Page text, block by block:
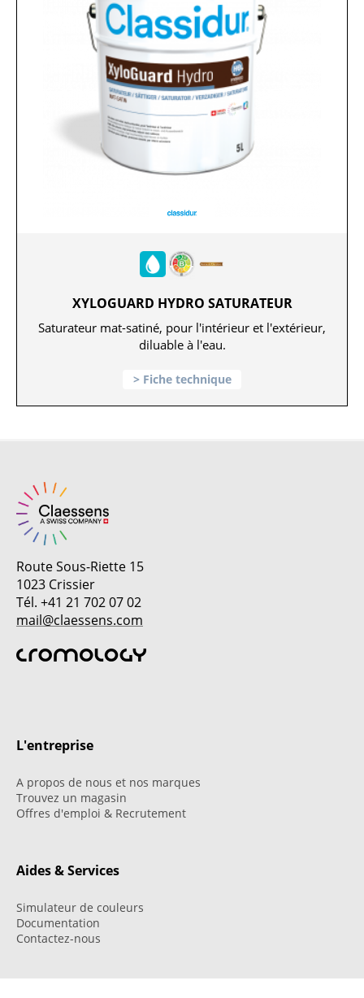
XYLOGUARD HYDRO SATURATEUR
Saturateur mat-satiné, pour l'intérieur et l'extérieur,
diluable à l'eau.
Fiche technique
Route Sous-Riette 15
1023 Crissier
Tél. +41 21 702 07 02
mail@claessens.com
L'entreprise
A propos de nous et nos marques
Trouvez un magasin
Offres d'emploi & Recrutement
Aides & Services
Simulateur de couleurs
Documentation
Contactez-nous